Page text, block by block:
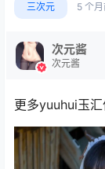
三次元 5 个
次元酱
次元酱
更多yuuhui玉汇